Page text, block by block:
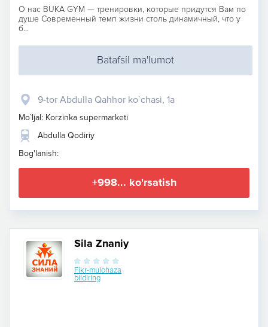
О нас BUKA GYM — тренировки, которые придутся Вам по
душе Современный темп жизни столь динамичный, что у
б...
Batafsil ma'lumot
9-tor Abdulla Qahhor ko`chasi, 1a
Mo`ljal: Korzinka supermarketi
Abdulla Qodiriy
Bog'lanish:
+998... ko'rsatish
Sila Znaniy
Fikr-mulohaza
bildiring